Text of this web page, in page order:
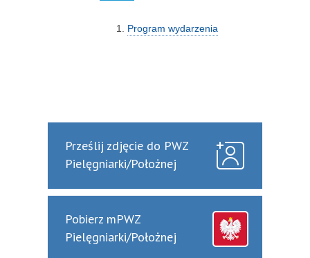
Program wydarzenia
Prześlij zdjęcie do PWZ
Pielęgniarki/Położnej
Pobierz mPWZ
Pielęgniarki/Położnej